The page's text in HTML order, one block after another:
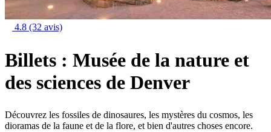
4.8 (32 avis)
Billets : Musée de la nature et
des sciences de Denver
Découvrez les fossiles de dinosaures, les mystères du cosmos, les
dioramas de la faune et de la flore, et bien d'autres choses encore.